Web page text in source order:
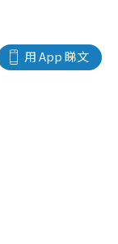
用 App 睇文